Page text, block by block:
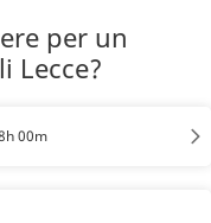
per un
Lecce?
00m